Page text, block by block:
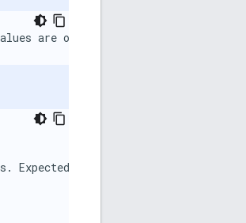
values are openssl cipher strings
Expected values are openssl cipher